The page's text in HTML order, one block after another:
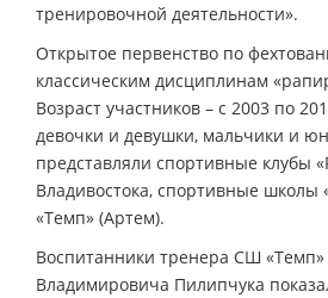
тренировочной деятельности».
Открытое первенство по
классическим дисциплинам
Возраст участников – с 2003 по
девочки и девушки, мальчики и
представляли спортивные клубы
Владивостока, спортивные школы
«Темп» (Артем).
Воспитанники тренера СШ «Темп»
Владимировича Пилипчука